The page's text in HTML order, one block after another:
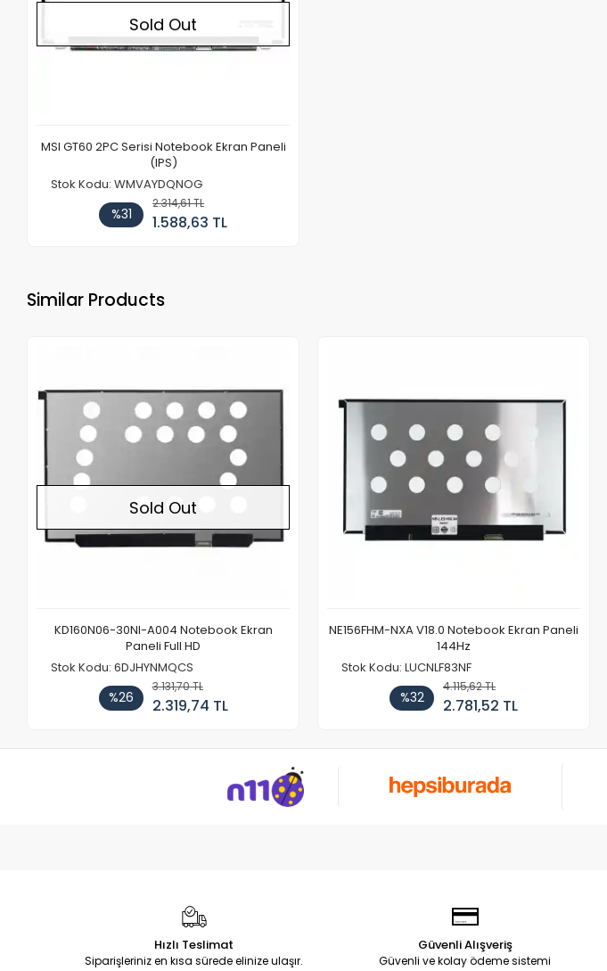
Sold Out
MSI GT60 2PC Serisi Notebook Ekran Paneli
(IPS)
Stok Kodu: WMVAYDQNOG
%31
2.314,61 TL
1.588,63 TL
Similar Products
Sold Out
KD160N06-30NI-A004 Notebook Ekran
Paneli Full HD
Stok Kodu: 6DJHYNMQCS
%26
3.131,70 TL
2.319,74 TL
NE156FHM-NXA V18.0 Notebook Ekran Paneli
144Hz
Stok Kodu: LUCNLF83NF
%32
4.115,62 TL
2.781,52 TL
Hızlı Teslimat
Siparişleriniz en kısa sürede elinize ulaşır.
Güvenli Alışveriş
Güvenli ve kolay ödeme sistemi